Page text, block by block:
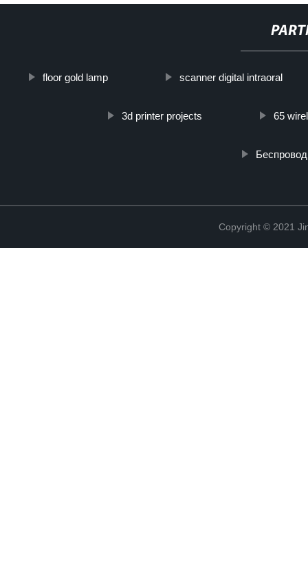
floor gold lamp scanner digital intraoral
3d printer projects 65
Copyright © 2021